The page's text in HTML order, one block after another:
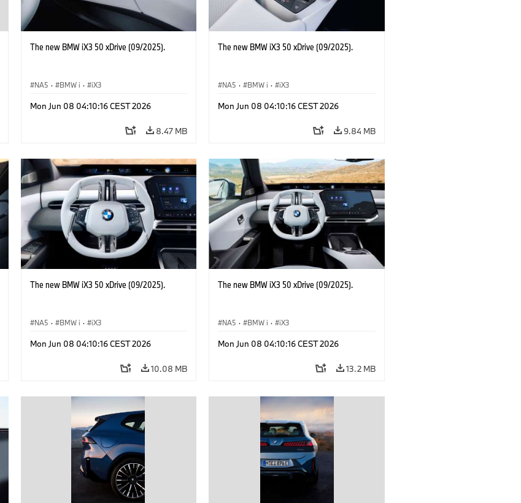
The new BMW iX3 50 xDrive (09/2025).
NA5 · BMW i · iX3
Mon Jun 08 04:10:16 CEST 2026
8.47 MB
The new BMW iX3 50 xDrive (09/2025).
NA5 · BMW i · iX3
Mon Jun 08 04:10:16 CEST 2026
9.84 MB
The new BMW iX3 50 xDrive (09/2025).
NA5 · BMW i · iX3
Mon Jun 08 04:10:16 CEST 2026
10.08 MB
The new BMW iX3 50 xDrive (09/2025).
NA5 · BMW i · iX3
Mon Jun 08 04:10:16 CEST 2026
13.2 MB